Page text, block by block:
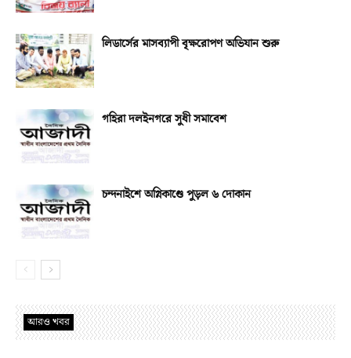
লিডার্সের মাসব্যাপী বৃক্ষরোপণ অভিযান শুরু
গহিরা দলইনগরে সুধী সমাবেশ
চন্দনাইশে অগ্নিকাণ্ডে পুড়ল ৬ দোকান
আরও খবর